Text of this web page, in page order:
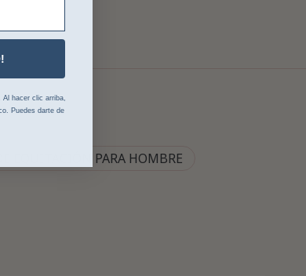
EQUITACIÓN PARA HOMBRE
hacer clic arriba,
Puedes darte de